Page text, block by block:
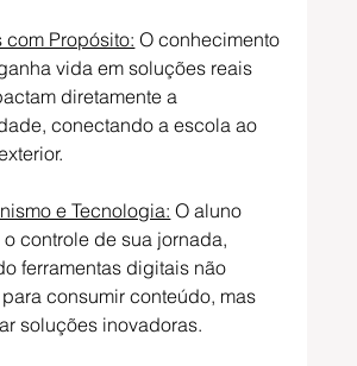
com Propósito: O conhecimento
vida em soluções reais
diretamente a
conectando a escola ao
e Tecnologia: O aluno
o controle de sua jornada,
ferramentas digitais não
consumir conteúdo, mas
soluções inovadoras.